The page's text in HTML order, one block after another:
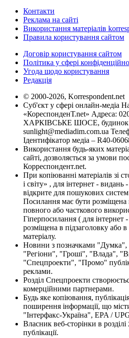
Контакти
Реклама на сайті
Використання матеріалів
Правила користування сайтом
Договір користування сайтом
Політика у сфері
Угода щодо користування
Редакція
© 2000-2026, Korrespondent.net
Суб'єкт у сфері онлайн-медіа
«КореспонденТ.net» Адреса:
ХАРКІВСЬКЕ ШОСЕ, будинок
sunlight@mediadim.com.ua
Ідентифікатор медіа – R40-
Використання будь-яких
сайті, дозволяється за умови
Корреспондент.net.
При копіюванні матеріалів зі
і світу» , для інтернет - видань
відкрите для пошукових
Посилання має бути розміщена
повного або часткового
Гіперпосилання ( для
розміщена в підзаголовку або
матеріалу.
Новини з позначками "Думка",
"Регіони", "Гроші", "Влада",
"Спецпроекти", "Промо"
реклами.
Розділ Спецпроекти
комерційними партнерами.
Будь яке копіювання,
поширення інформації, що
"Інтерфакс-Україна", EPA /
Власник веб-сторінки в
публікації.